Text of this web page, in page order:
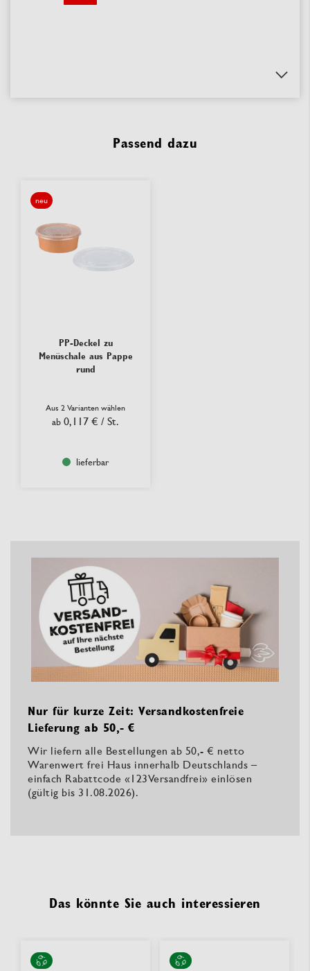
Passend dazu
neu
PP-Deckel zu
Menüschale aus Pappe
rund
Aus 2 Varianten wählen
ab 0,117 € / St.
lieferbar
Nur für kurze Zeit: Versandkostenfreie
Lieferung ab 50,- €
Wir liefern alle Bestellungen ab 50,- € netto
Warenwert frei Haus innerhalb Deutschlands –
einfach Rabattcode «123Versandfrei» einlösen
(gültig bis 31.08.2026).
Das könnte Sie auch interessieren